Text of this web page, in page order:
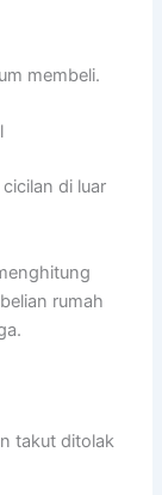
membeli.
di luar
rumah
takut ditolak